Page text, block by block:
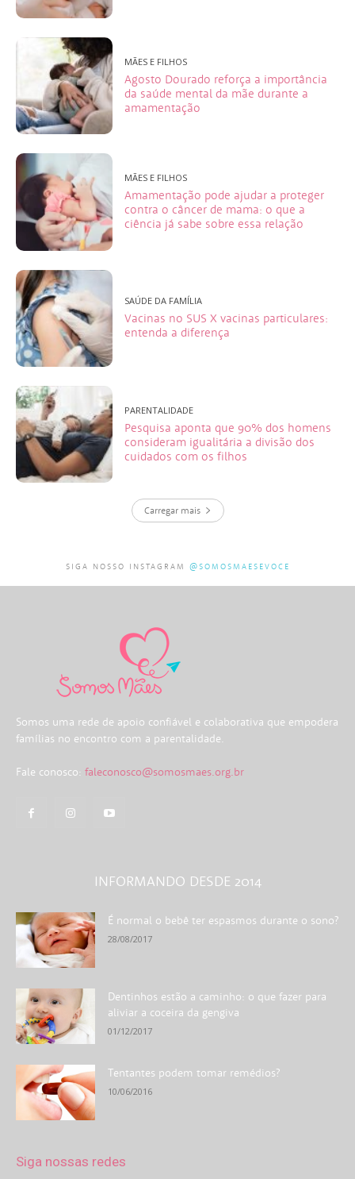
MÃES E FILHOS
Agosto Dourado reforça a importância
da saúde mental da mãe durante a
amamentação
MÃES E FILHOS
Amamentação pode ajudar a proteger
contra o câncer de mama: o que a
ciência já sabe sobre essa relação
SAÚDE DA FAMÍLIA
Vacinas no SUS X vacinas particulares:
entenda a diferença
PARENTALIDADE
Pesquisa aponta que 90% dos homens
consideram igualitária a divisão dos
cuidados com os filhos
Carregar mais
SIGA NOSSO INSTAGRAM @SOMOSMAESEVOCE
Somos uma rede de apoio confiável e colaborativa que empodera
famílias no encontro com a parentalidade.
Fale conosco: faleconosco@somosmaes.org.br
INFORMANDO DESDE 2014
É normal o bebê ter espasmos durante o sono?
28/08/2017
Dentinhos estão a caminho: o que fazer para
aliviar a coceira da gengiva
01/12/2017
Tentantes podem tomar remédios?
10/06/2016
Siga nossas redes